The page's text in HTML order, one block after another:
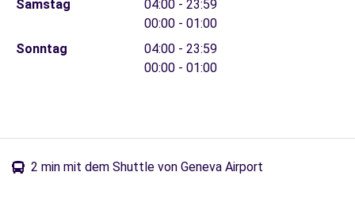
Samstag
04:00 - 23:59
00:00 - 01:00
Sonntag
04:00 - 23:59
00:00 - 01:00
2 min mit dem Shuttle von Geneva Airport